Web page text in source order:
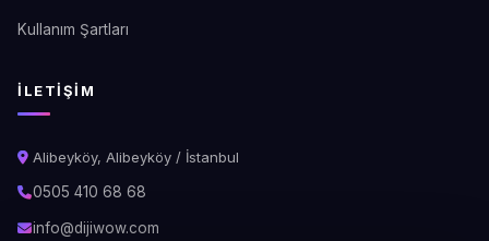
Kullanım Şartları
İLETIŞIM
Alibeyköy, Alibeyköy / İstanbul
0505 410 68 68
info@dijiwow.com